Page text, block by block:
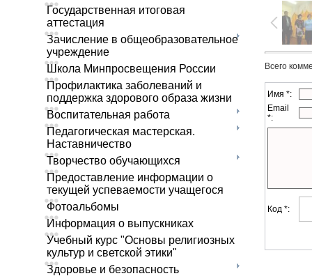
Государственная итоговая
аттестация
Зачисление в общеобразовательное
учреждение
Школа Минпросвещения России
Профилактика заболеваний и
поддержка здорового образа жизни
Воспитательная работа
Педагогическая мастерская.
Наставничество
Творчество обучающихся
Предоставление информации о
текущей успеваемости учащегося
Фотоальбомы
Информация о выпускниках
Учебный курс "Основы религиозных
культур и светской этики"
Здоровье и безопасность
Всего
Имя *:
Email
*:
Код *: